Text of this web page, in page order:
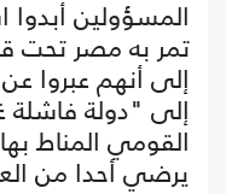
المسؤولين
تمر به مصر تحت
إلى أنهم عبروا
إلى "دولة فاشلة
القومي المناط
يرضي أحدا من